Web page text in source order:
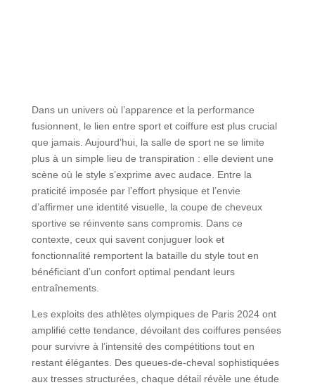
Dans un univers où l’apparence et la performance
fusionnent, le lien entre sport et coiffure est plus crucial
que jamais. Aujourd’hui, la salle de sport ne se limite
plus à un simple lieu de transpiration : elle devient une
scène où le style s’exprime avec audace. Entre la
praticité imposée par l’effort physique et l’envie
d’affirmer une identité visuelle, la coupe de cheveux
sportive se réinvente sans compromis. Dans ce
contexte, ceux qui savent conjuguer look et
fonctionnalité remportent la bataille du style tout en
bénéficiant d’un confort optimal pendant leurs
entraînements.
Les exploits des athlètes olympiques de Paris 2024 ont
amplifié cette tendance, dévoilant des coiffures pensées
pour survivre à l’intensité des compétitions tout en
restant élégantes. Des queues-de-cheval sophistiquées
aux tresses structurées, chaque détail révèle une étude